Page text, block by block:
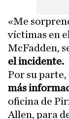
«Me
víctimas en
McFadden,
el incidente.
Por su
más
oficina de
Allen, para